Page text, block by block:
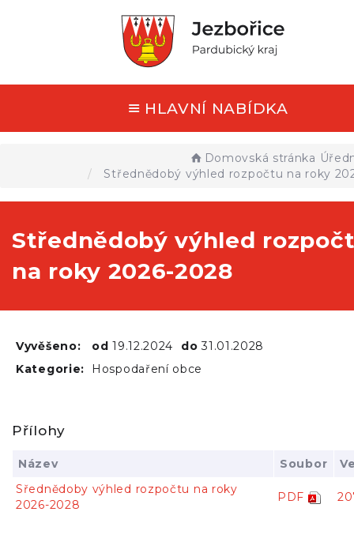
HLAVNÍ NABÍDKA
Domovská stránka
Střednědobý výhled rozpočtu na roky
Střednědobý výhled
na roky 2026-2028
Vyvěšeno: od19.12.2024 do31.01.2028
Kategorie:
Hospodaření obce
Přílohy
Název Soubor
Sřednědoby výhled rozpočtu na roky
2026-2028
PDF